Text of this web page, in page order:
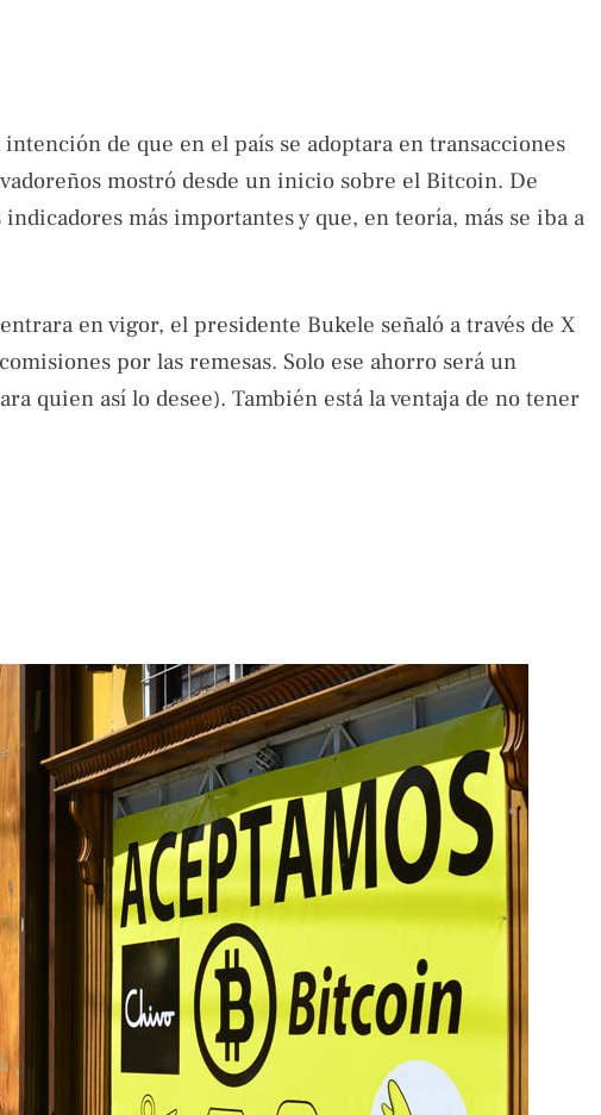
de que en el país se adoptara en transacciones
mostró desde un inicio sobre el Bitcoin. De
más importantes y que, en teoría, más se iba a
en vigor, el presidente Bukele señaló a través de X
por las remesas. Solo ese ahorro será un
quien así lo desee). También está la ventaja de no tener